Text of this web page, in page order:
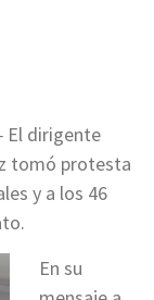
El dirigente
tomó protesta
y a los 46
En su